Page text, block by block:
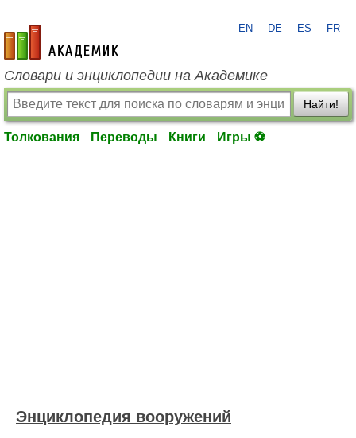
academic.ru
EN DE ES FR
Словари и энциклопедии на Академике
Найти!
Толкования Переводы Книги Игры ⚽
Энциклопедия вооружений